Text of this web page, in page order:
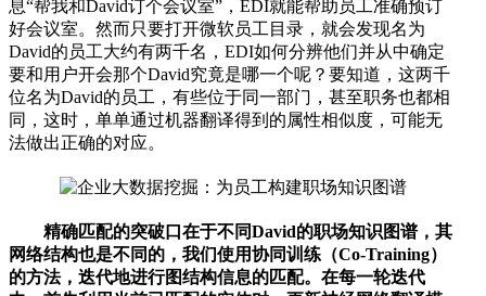
息“帮我和David订个会议室”，EDI就能帮助员工准确预订
好会议室。然而只要打开微软员工目录，就会发现名为
David的员工大约有两千名，EDI如何分辨他们并从中确定
要和用户开会那个David究竟是哪一个呢？要知道，这两千
位名为David的员工，有些位于同一部门，甚至职务也都相
同，这时，单单通过机器翻译得到的属性相似度，可能无
法做出正确的对应。
精确匹配的突破口在于不同David的职场知识图谱，其
网络结构也是不同的，我们使用协同训练（Co-Training）
的方法，迭代地进行图结构信息的匹配。在每一轮迭代